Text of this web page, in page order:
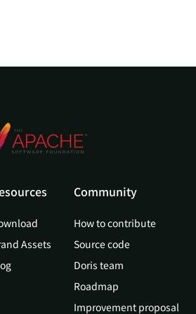
Assets
Community
How to contribute
Source code
Doris team
Roadmap
Improvement proposal